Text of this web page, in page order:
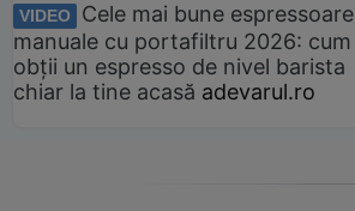
VIDEO
Cele mai bune espressoare
manuale cu portafiltru 2026: cum
obții un espresso de nivel barista
chiar la tine acasă adevarul.ro